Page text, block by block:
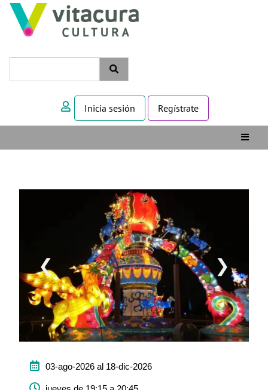
Inicia sesión Regístrate
❮ ❯
03-ago-2026 al 18-dic-2026